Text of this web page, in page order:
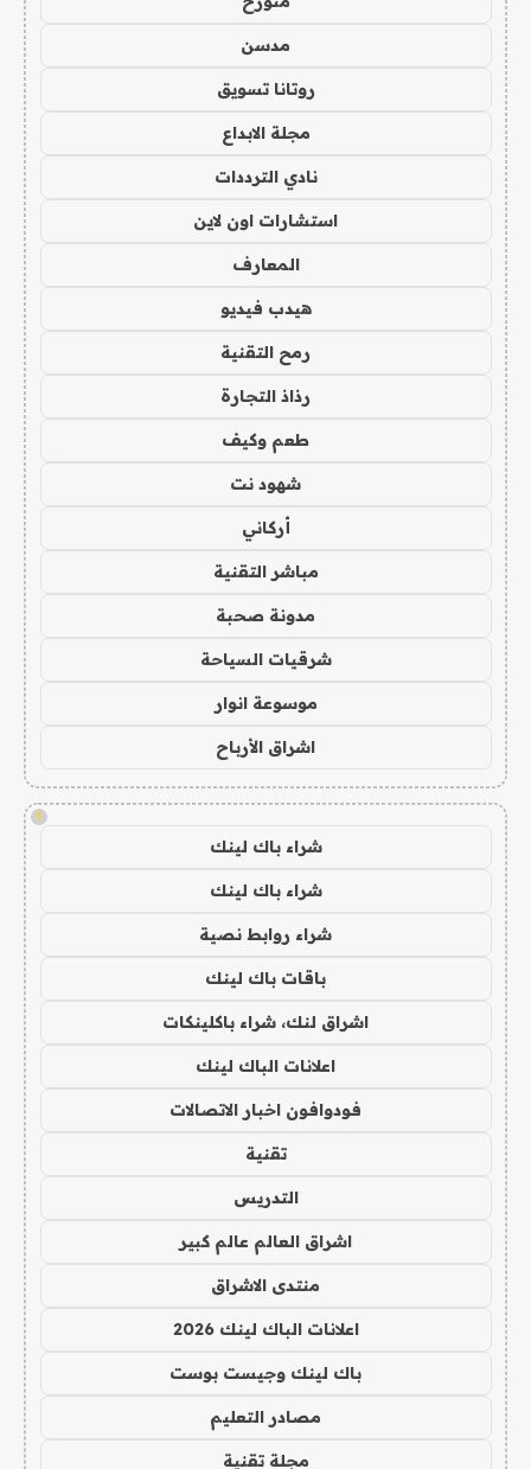
مدسن
روتانا تسويق
مجلة الابداع
نادي الترددات
استشارات اون لاين
المعارف
هيدب فيديو
رمح التقنية
رذاذ التجارة
طعم وكيف
شهود نت
أركاني
مباشر التقنية
مدونة صحبة
شرقيات السياحة
موسوعة انوار
اشراق الأرباح
!
شراء باك لينك
شراء باك لينك
شراء روابط نصية
باقات باك لينك
اشراق لنك، شراء باكلينكات
اعلانات الباك لينك
فودوافون اخبار الاتصالات
تقنية
التدريس
اشراق العالم عالم كبير
منتدى الاشراق
اعلانات الباك لينك 2026
باك لينك وجيست بوست
مصادر التعليم
مجلة تقنية